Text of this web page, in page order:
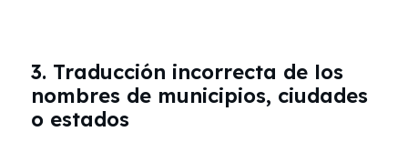
3. Traducción incorrecta de los
nombres de municipios, ciudades
o estados